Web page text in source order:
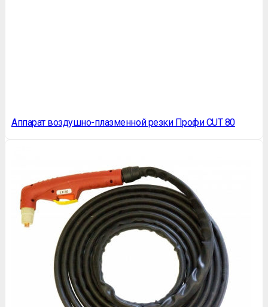
Аппарат воздушно-плазменной резки Профи CUT 80